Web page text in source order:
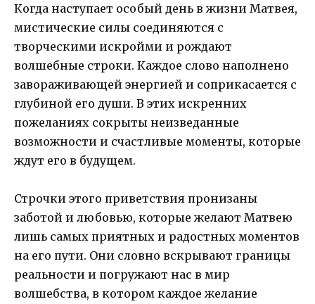
Когда наступает особый день в жизни Матвея,
мистические силы соединяются с
творческими искройми и рождают
волшебные строки. Каждое слово наполнено
завораживающей энергией и соприкасается с
глубиной его души. В этих искренних
пожеланиях сокрыты неизведанные
возможности и счастливые моменты, которые
ждут его в будущем.
Строчки этого приветствия пронизаны
заботой и любовью, которые желают Матвею
лишь самых приятных и радостных моментов
на его пути. Они словно вскрывают границы
реальности и погружают нас в мир
волшебства, в котором каждое желание